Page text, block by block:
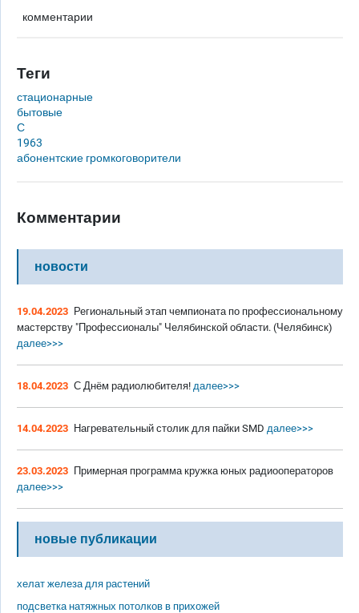
комментарии
Теги
стационарные
бытовые
С
1963
абонентские громкоговорители
Комментарии
новости
19.04.2023 Региональный этап чемпионата по профессиональному
мастерству "Профессионалы" Челябинской области. (Челябинск)
далее>>>
18.04.2023 С Днём радиолюбителя! далее>>>
14.04.2023 Нагревательный столик для пайки SMD далее>>>
23.03.2023 Примерная программа кружка юных радиооператоров
далее>>>
новые публикации
хелат железа для растений
подсветка натяжных потолков в прихожей